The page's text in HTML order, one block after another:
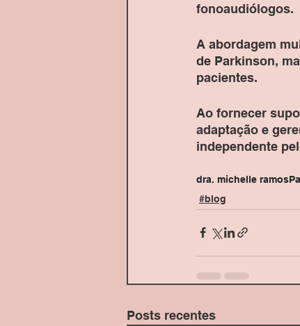
fonoaudiólogos.
A abordagem
de Parkinson,
pacientes.
Ao fornecer
adaptação e
independente
dra. michelle ramos
#blog
Posts recentes